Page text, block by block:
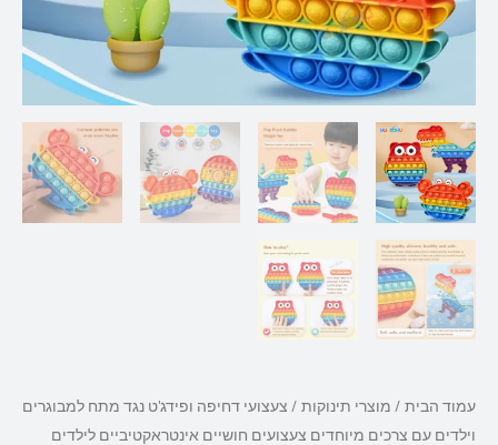
עמוד הבית / מוצרי תינוקות / צעצועי דחיפה ופידג'ט נגד מתח למבוגרים
וילדים עם צרכים מיוחדים צעצועים חושיים אינטראקטיביים לילדים